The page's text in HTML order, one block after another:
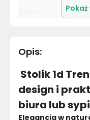
Kolekcja
Wykonanie nóżek
Opis:
Stolik 1d
design i
biura lub
Elegancja w